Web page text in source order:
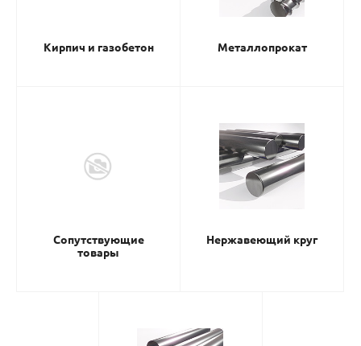
Кирпич и газобетон Металлопрокат
Сопутствующие
товары
Нержавеющий круг